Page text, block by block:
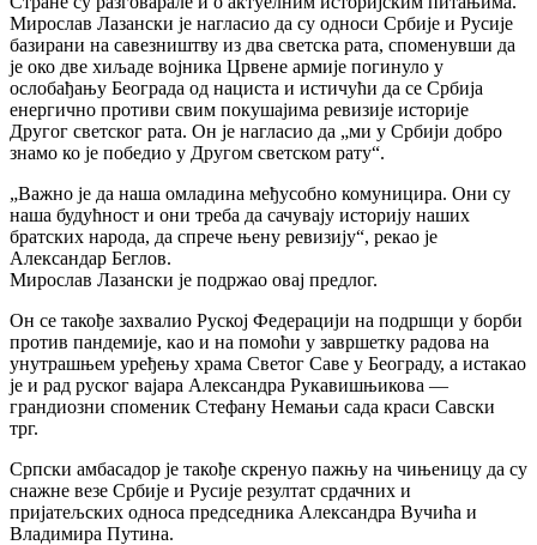
Мирослав Лазански је нагласио да су односи Србије и Русије
базирани на савезништву из два светска рата, споменувши да
је око две хиљаде војника Црвене армије погинуло у
ослобађању Београда од нациста и истичући да се Србија
енергично противи свим покушајима ревизије историје
Другог светског рата. Он је нагласио да „ми у Србији добро
знамо ко је победио у Другом светском рату“.
„Важно је да наша омладина међусобно комуницира. Они су
наша будућност и они треба да сачувају историју наших
братских народа, да спрече њену ревизију“, рекао је
Александар Беглов.
Мирослав Лазански је подржао овај предлог.
Он се такође захвалио Руској Федерацији на подршци у борби
против пандемије, као и на помоћи у завршетку радова на
унутрашњем уређењу храма Светог Саве у Београду, а истакао
је и рад руског вајара Александра Рукавишњикова —
грандиозни споменик Стефану Немањи сада краси Савски
трг.
Српски амбасадор је такође скренуо пажњу на чињеницу да су
снажне везе Србије и Русије резултат срдачних и
пријатељских односа председника Александра Вучића и
Владимира Путина.